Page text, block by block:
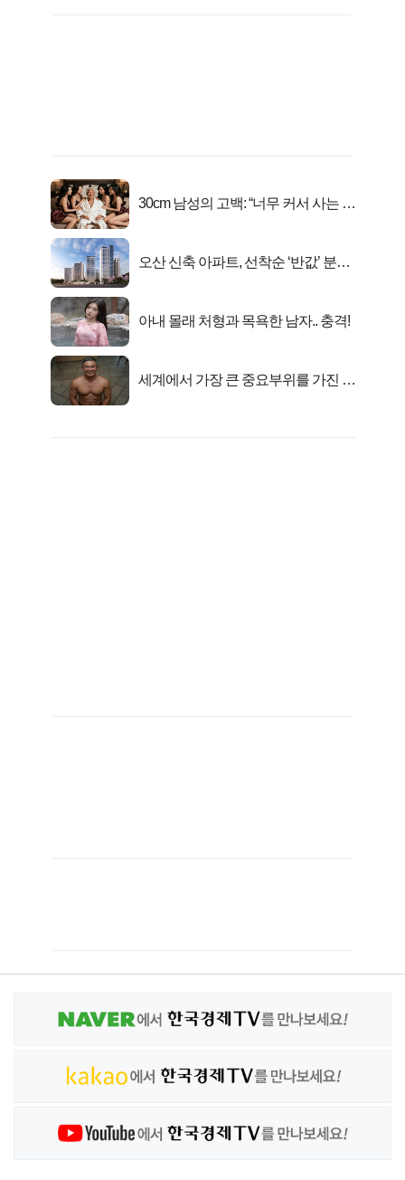
30cm 남성의 고백: “너무 커서 사는 게
오산 신축 아파트, 선착순 ‘반값’ 분양
아내 몰래 처형과 목욕한 남자.. 충격!
세계에서 가장 큰 중요부위를 가진 남